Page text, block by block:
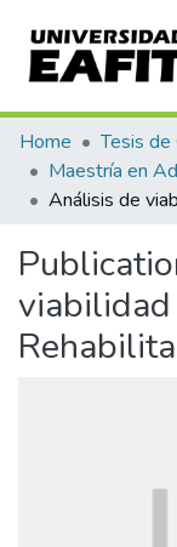
Communities &
All of DSpace
Home Tesis de